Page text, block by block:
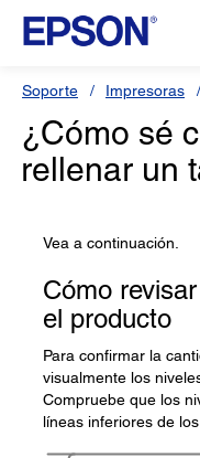
Soporte Impresoras
¿Cómo sé
rellenar un
Vea a continuación.
Cómo
el producto
Para confirmar la
visualmente los
Compruebe que los
líneas inferiores de